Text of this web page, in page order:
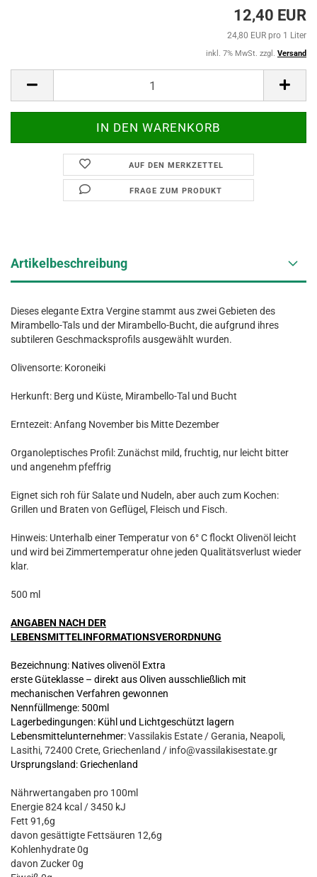
12,40 EUR
24,80 EUR pro 1 Liter
inkl. 7% MwSt. zzgl. Versand
AUF DEN MERKZETTEL
FRAGE ZUM PRODUKT
Artikelbeschreibung
Dieses elegante Extra Vergine stammt aus zwei Gebieten des
Mirambello-Tals und der Mirambello-Bucht, die aufgrund ihres
subtileren Geschmacksprofils ausgewählt wurden.
Olivensorte: Koroneiki
Herkunft: Berg und Küste, Mirambello-Tal und Bucht
Erntezeit: Anfang November bis Mitte Dezember
Organoleptisches Profil: Zunächst mild, fruchtig, nur leicht bitter
und angenehm pfeffrig
Eignet sich roh für Salate und Nudeln, aber auch zum Kochen:
Grillen und Braten von Geflügel, Fleisch und Fisch.
Hinweis: Unterhalb einer Temperatur von 6° C flockt Olivenöl leicht
und wird bei Zimmertemperatur ohne jeden Qualitätsverlust wieder
klar.
500 ml
ANGABEN NACH DER
LEBENSMITTELINFORMATIONSVERORDNUNG
Bezeichnung: Natives olivenöl Extra
erste Güteklasse – direkt aus Oliven ausschließlich mit
mechanischen Verfahren gewonnen
Nennfüllmenge: 500ml
Lagerbedingungen: Kühl und Lichtgeschützt lagern
Lebensmittelunternehmer:Vassilakis Estate / Gerania, Neapoli,
Lasithi, 72400 Crete, Griechenland / info@vassilakisestate.gr
Ursprungsland: Griechenland
Nährwertangaben pro 100ml
Energie 824 kcal / 3450 kJ
Fett 91,6g
davon gesättigte Fettsäuren 12,6g
Kohlenhydrate 0g
davon Zucker 0g